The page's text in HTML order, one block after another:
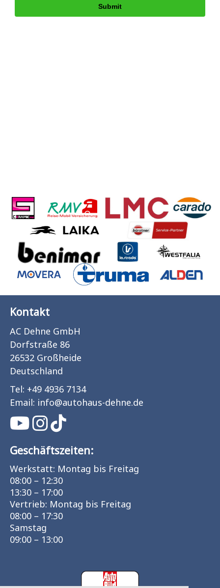
Kontakt
AC Dehne GmbH
Dorfstraße 86
26532 Großheide
Deutschland
Tel: +49 4936 7134
Email: info@autohaus-dehne.de
Geschäftszeiten:
Werkstatt: Montag bis Freitag
08:00 – 12:30
13:30 – 17:00
Vertrieb: Montag bis Freitag
08:00 – 17:30
Samstag
09:00 – 13:00